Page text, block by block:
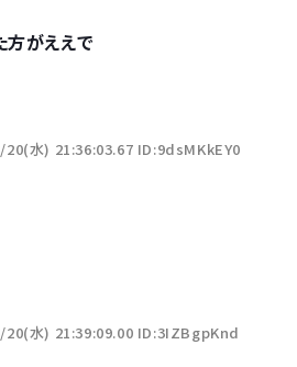
方がええで
水) 21:36:03.67 ID:9dsMKkEY0
20(水) 21:39:09.00 ID:3IZBgpKnd